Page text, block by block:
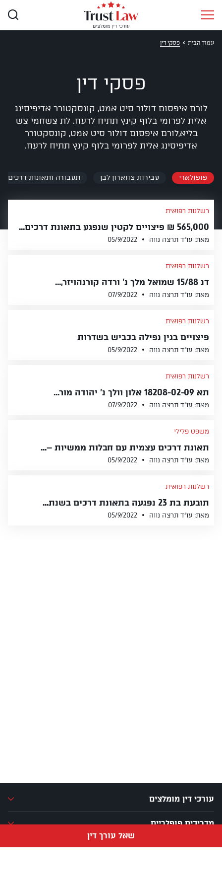
עמוד הבית פסקי דין
פסקי דין
לורם איפסום דולור סיט אמט, קונסקטורר אדיפיסינג
אלית לפרומי בלוף קינץ תתיח לרעח. לת צשחמי צש
בליא,לורם איפסום דולור סיט אמט, קונסקטורר
אדיפיסינג אלית לפרומי בלוף קינץ תתיח לרעח.
פופולארי עבירות צווארון לבן תעבורה ותאונות דרכים
רשלנות רפואית
565,000 ₪ פיצויים לקטין שנפגע בתאונת דרכים...
מאת: עו״ד תרצה נווה 05/9/2022
רשלנות רפואית
דנ 15/88 שמואל מלך נ' ורדה קורנהויזר,...
מאת: עו״ד תרצה נווה 07/9/2022
רשלנות רפואית
פיצויים בגין נפילה בכביש בשדרות
מאת: עו״ד תרצה נווה 05/9/2022
רשלנות רפואית
תא 18208-02-09 אלון וולך נ' יהודה מור...
מאת: עו״ד תרצה נווה 07/9/2022
משפט פלילי
תאונת דרכים עצמית עם חבלות ממשיות –...
מאת: עו״ד תרצה נווה 05/9/2022
רשלנות רפואית
תובעת בת 23 נפגעה בתאונת דרכים בשנת...
מאת: עו״ד תרצה נווה 05/9/2022
עורכי דין מומלצים
מדריכים פופלריים
ערים נפוצות
שאל עורך דין